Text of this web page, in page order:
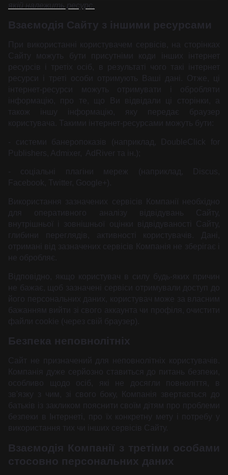
якій належить ресурс.
Взаємодія Сайту з іншими ресурсами
При використанні користувачем сервісів, на сторінках
Сайту можуть бути присутніми коди інших інтернет
ресурсів і третіх осіб, в результаті чого такі інтернет
ресурси і треті особи отримують Ваші дані. Отже, ці
інтернет-ресурси можуть отримувати і обробляти
інформацію, про те, що Ви відвідали ці сторінки, а
також іншу інформацію, яку передає браузер
користувача. Такими інтернет-ресурсами можуть бути:
- системи банеропоказів (наприклад, DoubleClick for
Publishers, Admixer, AdRiver та ін.);
- соціальні плагіни мереж (наприклад, Discus,
Facebook, Twitter, Google+).
Використання зазначених сервісів Компанії необхідно
для оперативного аналізу відвідувань Сайту,
внутрішньої і зовнішньої оцінки відвідуваності Сайту,
глибини переглядів, активності користувачів. Дані,
отримані від зазначених сервісів Компанія не зберігає і
не обробляє.
Відповідно, якщо користувач в силу будь-яких причин
не бажає, щоб зазначені сервіси отримували доступ до
його персональних даних, користувач може за власним
бажанням вийти зі свого аккаунта чи профіля, очистити
файли cookie (через свій браузер).
Безпека неповнолітніх
Сайт не призначений для неповнолітніх користувачів.
Компанія дуже серйозно ставиться до питань безпеки,
особливо щодо осіб, які не досягли повноліття, в
зв'язку з чим, зі свого боку, Компанія звертається до
батьків із закликом пояснити своїм дітям про проблеми
безпеки в Інтернеті, про їх конкретну мету і потребу у
використання тих чи інших сервісів Сайту.
Взаємодія Компанії з третіми особами
стосовно персональних даних